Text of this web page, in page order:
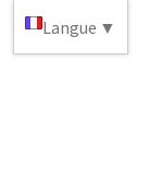
Langue ▼